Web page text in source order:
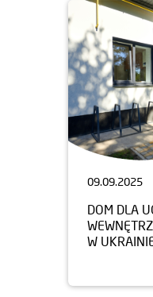
09.09.2025
DOM DLA
W